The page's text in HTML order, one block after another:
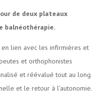
de deux plateaux
balnéothérapie.
lien avec les infirmières et
et orthophonistes
et réévalué tout au long
et le retour à l’autonomie.